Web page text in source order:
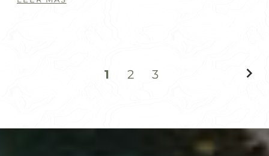
1 2 3